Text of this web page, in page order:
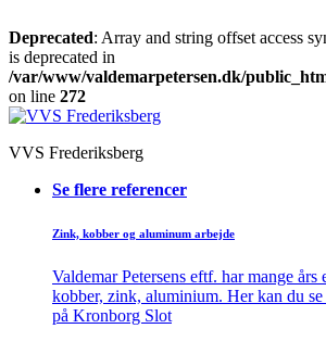
Deprecated: Array and string offset access
is deprecated in
/var/www/valdemarpetersen.dk/
on line 272
VVS Frederiksberg
Se flere referencer
Zink, kobber og aluminum arbejde
Valdemar Petersens eftf. har mange års
kobber, zink, aluminium. Her kan du
på Kronborg Slot